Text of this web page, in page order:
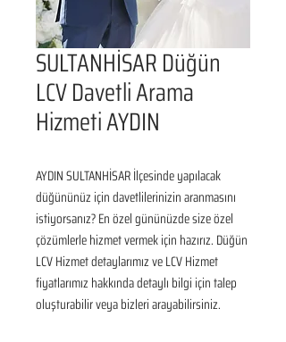
SULTANHİSAR Düğün
LCV Davetli Arama
Hizmeti AYDIN
AYDIN SULTANHİSAR İlçesinde yapılacak
düğününüz için davetlilerinizin aranmasını
istiyorsanız? En özel gününüzde size özel
çözümlerle hizmet vermek için hazırız. Düğün
LCV Hizmet detaylarımız ve LCV Hizmet
fiyatlarımız hakkında detaylı bilgi için talep
oluşturabilir veya bizleri arayabilirsiniz.